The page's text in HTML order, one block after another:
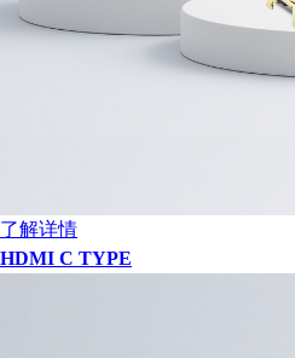
了解详情
HDMI C TYPE